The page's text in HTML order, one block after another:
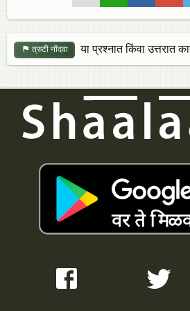
त्रुटी नोंदवा या प्रश्नात किंवा उत्तरात